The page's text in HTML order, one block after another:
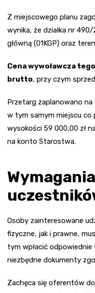
Z miejscowego planu
wynika, że działka nr
główną (01KGP) oraz
Cena wywoławcza
brutto, przy czym
Przetarg zaplanowano na
w tym samym miejscu co
wysokości 59 000,00 zł
na konto Starostwa.
Osoby zainteresowane
fizyczne, jak i prawne,
tym wpłacić
niezbędne dokumenty
Zachęca się oferentów